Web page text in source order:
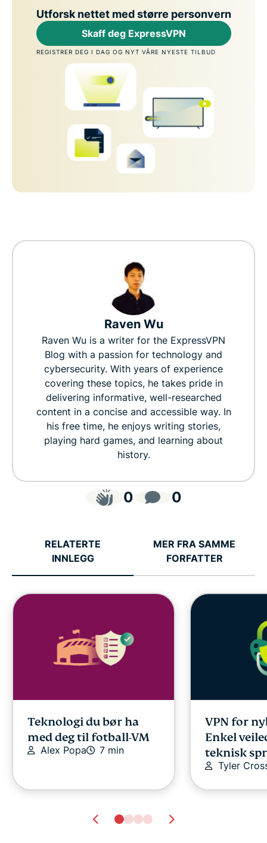
Utforsk nettet med større personvern
Skaff deg ExpressVPN
REGISTRER DEG I DAG OG NYT VÅRE NYESTE TILBUD
Raven Wu
Raven Wu is a writer for the ExpressVPN
Blog with a passion for technology and
cybersecurity. With years of experience
covering these topics, he takes pride in
delivering informative, well-researched
content in a concise and accessible way. In
his free time, he enjoys writing stories,
playing hard games, and learning about
history.
0 0
RELATERTE
INNLEGG
MER FRA SAMME
FORFATTER
Teknologi du bør ha
med deg til fotball-VM
Alex Popa 7 min
VPN for
Enkel
teknisk
Tyler